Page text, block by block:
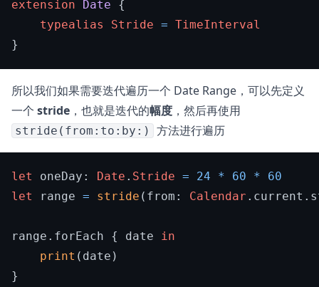
extension Date {
typealias
Stride = TimeInterval
所以我们如果需要迭代遍历一个 Date Range，可以先定义
一个 stride ，也就是迭代的幅度 ，然后再使用
stride(from:to:by:) 方法进行遍历
let oneDay: Date . Stride = 24 * 60 *
60
let
range = stride (from: Calendar
range.forEach { date in
print (date)